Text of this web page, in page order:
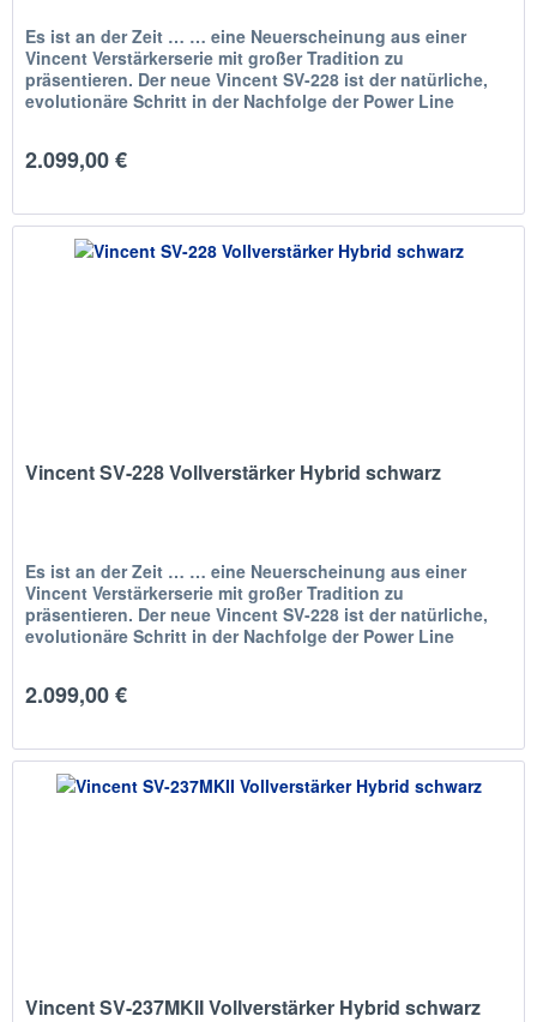
Es ist an der Zeit … … eine Neuerscheinung aus einer
Vincent Verstärkerserie mit großer Tradition zu
präsentieren. Der neue Vincent SV-228 ist der natürliche,
evolutionäre Schritt in der Nachfolge der Power Line
2.099,00 €
Vincent SV-228 Vollverstärker Hybrid schwarz
Es ist an der Zeit … … eine Neuerscheinung aus einer
Vincent Verstärkerserie mit großer Tradition zu
präsentieren. Der neue Vincent SV-228 ist der natürliche,
evolutionäre Schritt in der Nachfolge der Power Line
2.099,00 €
Vincent SV-237MKII Vollverstärker Hybrid schwarz